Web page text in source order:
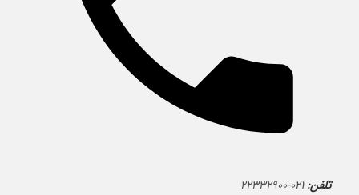
تلفن: ۰۲۱-۲۲۳۳۲۹۰۰